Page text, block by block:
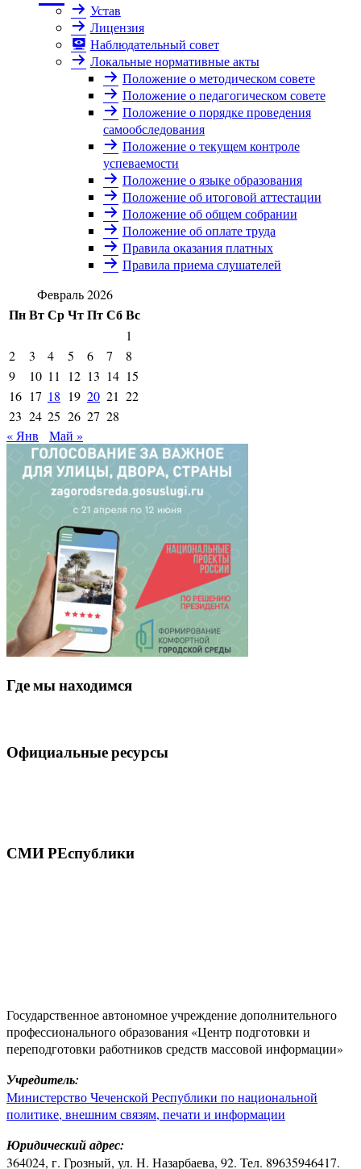
Устав
Лицензия
Наблюдательный совет
Локальные нормативные акты
Положение о методическом совете
Положение о педагогическом совете
Положение о порядке проведения
самообследования
Положение о текущем контроле
успеваемости
Положение о языке образования
Положение об итоговой аттестации
Положение об общем собрании
Положение об оплате труда
Правила оказания платных
Правила приема слушателей
Февраль 2026
ПнВтСрЧтПтСбВс
1
2
3 4 5 6 7
8
9
10 11 12 13 14 15
16 17 18 19 20 21 22
23 24 25 26 27 28
« Янв
Май »
Где мы находимся
Официальные ресурсы
СМИ РЕспублики
Государственное автономное учреждение дополнительного
профессионального образования «Центр подготовки и
переподготовки работников средств массовой информации»
Учредитель:
Министерство Чеченской Республики по национальной
политике, внешним связям, печати и информации
Юридический адрес:
364024, г. Грозный, ул. Н. Назарбаева, 92. Тел. 89635946417.